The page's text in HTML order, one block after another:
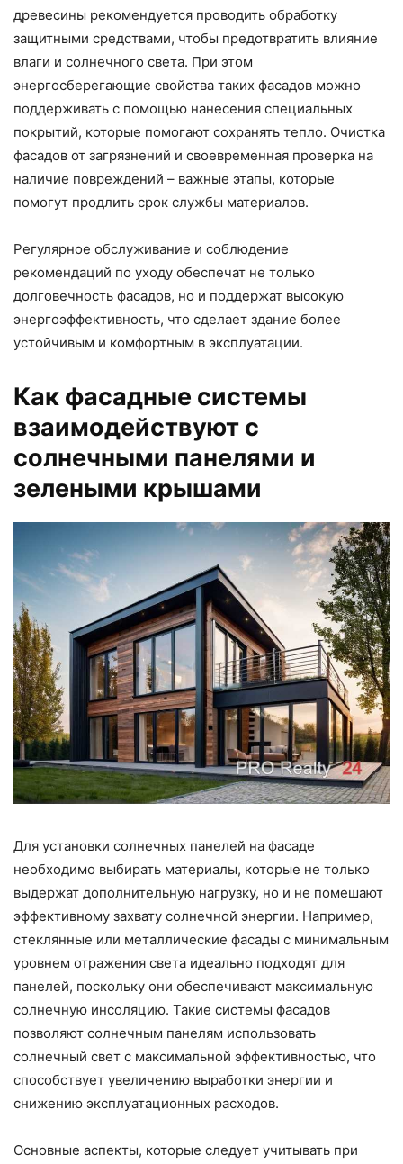
древесины рекомендуется проводить обработку
защитными средствами, чтобы предотвратить влияние
влаги и солнечного света. При этом
энергосберегающие свойства таких фасадов можно
поддерживать с помощью нанесения специальных
покрытий, которые помогают сохранять тепло. Очистка
фасадов от загрязнений и своевременная проверка на
наличие повреждений – важные этапы, которые
помогут продлить срок службы материалов.
Регулярное обслуживание и соблюдение
рекомендаций по уходу обеспечат не только
долговечность фасадов, но и поддержат высокую
энергоэффективность, что сделает здание более
устойчивым и комфортным в эксплуатации.
Как фасадные системы
взаимодействуют с
солнечными панелями и
зелеными крышами
Для установки солнечных панелей на фасаде
необходимо выбирать материалы, которые не только
выдержат дополнительную нагрузку, но и не помешают
эффективному захвату солнечной энергии. Например,
стеклянные или металлические фасады с минимальным
уровнем отражения света идеально подходят для
панелей, поскольку они обеспечивают максимальную
солнечную инсоляцию. Такие системы фасадов
позволяют солнечным панелям использовать
солнечный свет с максимальной эффективностью, что
способствует увеличению выработки энергии и
снижению эксплуатационных расходов.
Основные аспекты, которые следует учитывать при